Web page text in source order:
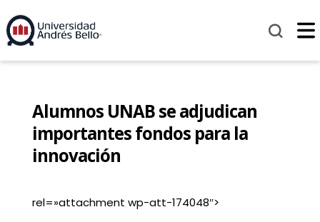
Alumnos UNAB se adjudican
importantes fondos para la
innovación
rel=»attachment wp-att-174048″>